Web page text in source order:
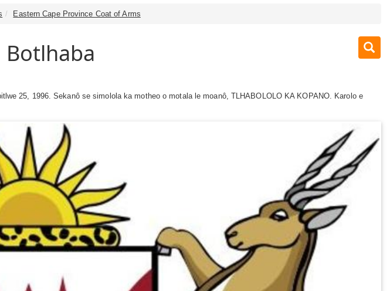
Eastern Cape Province Coat of Arms
Botlhaba
25, 1996. Sekanô se simolola ka motheo o motala le moanô, TLHABOLOLO KA KOPANO. Karolo e